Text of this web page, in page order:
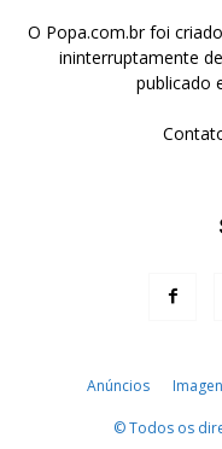
O Popa.com.br foi
ininterruptamente
publicado
Anúncios
© Todos os